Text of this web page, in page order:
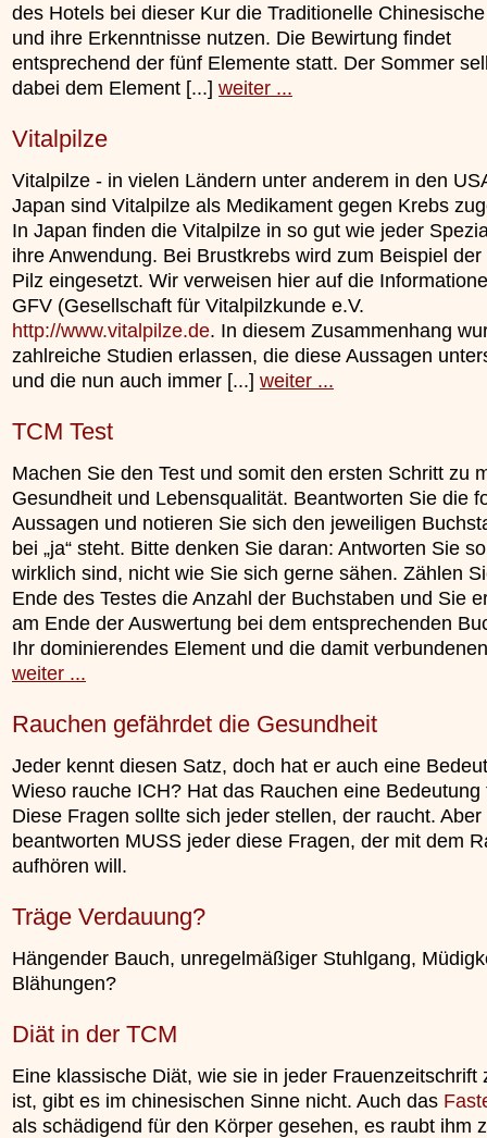
des Hotels bei dieser Kur die Traditionelle
und ihre Erkenntnisse nutzen. Die Bewirtung findet
entsprechend der fünf Elemente statt. Der Sommer
dabei dem Element [...] weiter ...
Vitalpilze
Vitalpilze - in vielen Ländern unter anderem in den
Japan sind Vitalpilze als Medikament gegen Krebs
In Japan finden die Vitalpilze in so gut wie jeder
ihre Anwendung. Bei Brustkrebs wird zum Beispiel
Pilz eingesetzt. Wir verweisen hier auf die
GFV (Gesellschaft für Vitalpilzkunde e.V.
http://www.vitalpilze.de. In diesem Zusammenhang
zahlreiche Studien erlassen, die diese Aussagen
und die nun auch immer [...] weiter ...
TCM Test
Machen Sie den Test und somit den ersten Schritt zu
Gesundheit und Lebensqualität. Beantworten Sie die
Aussagen und notieren Sie sich den jeweiligen
bei „ja“ steht. Bitte denken Sie daran: Antworten Sie
wirklich sind, nicht wie Sie sich gerne sähen. Zählen
Ende des Testes die Anzahl der Buchstaben und Sie
am Ende der Auswertung bei dem entsprechenden
Ihr dominierendes Element und die damit
weiter ...
Rauchen gefährdet die Gesundheit
Jeder kennt diesen Satz, doch hat er auch eine
Wieso rauche ICH? Hat das Rauchen eine Bedeutung
Diese Fragen sollte sich jeder stellen, der raucht. Aber
beantworten MUSS jeder diese Fragen, der mit dem
aufhören will.
Träge Verdauung?
Hängender Bauch, unregelmäßiger Stuhlgang,
Blähungen?
Diät in der TCM
Eine klassische Diät, wie sie in jeder Frauenzeitschrift
ist, gibt es im chinesischen Sinne nicht. Auch das
als schädigend für den Körper gesehen, es raubt ihm